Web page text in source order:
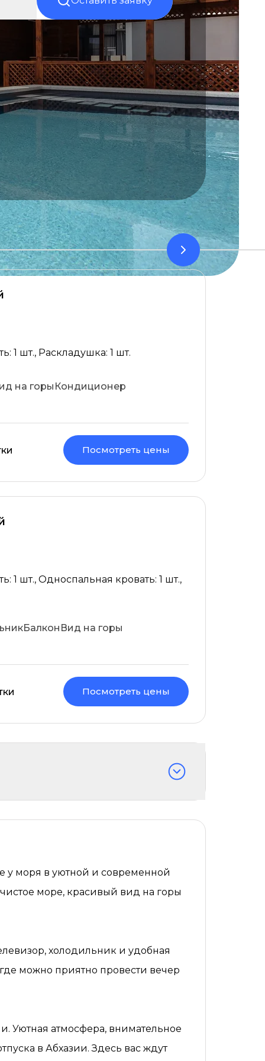
1 шт., Раскладушка: 1 шт.
на горы Кондиционер
Посмотреть цены
1 шт., Односпальная кровать: 1 шт.,
Балкон Вид на горы
Посмотреть цены
у моря в уютной и современной
море, красивый вид на горы
холодильник и удобная
можно приятно провести вечер
Уютная атмосфера, внимательное
в Абхазии. Здесь вас ждут